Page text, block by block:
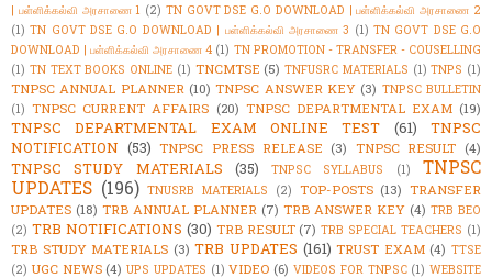
| பள்ளிக்கல்வி அரசாணை 1 (2) TN GOVT DSE G.O DOWNLOAD | பள்ளிக்கல்வி அரசாணை 2
(1) TN GOVT DSE G.O DOWNLOAD | பள்ளிக்கல்வி அரசாணை 3 (1) TN GOVT DSE G.O
DOWNLOAD | பள்ளிக்கல்வி அரசாணை 4 (1) TN PROMOTION - TRANSFER - COUSELLING
(1) TN TEXT BOOKS ONLINE (1) TNCMTSE (5) TNFUSRC MATERIALS (1) TNPS (1)
TNPSC ANNUAL PLANNER (10) TNPSC ANSWER KEY (3) TNPSC BULLETIN
(1) TNPSC CURRENT AFFAIRS (20) TNPSC DEPARTMENTAL EXAM (19)
TNPSC DEPARTMENTAL EXAM ONLINE TEST (61)
TNPSC
NOTIFICATION (53) TNPSC PRESS RELEASE (3) TNPSC RESULT (4)
TNPSC STUDY MATERIALS (35) TNPSC SYLLABUS (1)
TNPSC
UPDATES (196) TNUSRB MATERIALS (2) TOP-POSTS (13) TRANSFER
UPDATES (18) TRB ANNUAL PLANNER (7) TRB ANSWER KEY (4) TRB BEO
(2) TRB NOTIFICATIONS (30) TRB RESULT (7) TRB SPECIAL TEACHERS (1)
TRB STUDY MATERIALS (3) TRB UPDATES (161) TRUST EXAM (4) TTSE
(2) UGC NEWS (4) UPS UPDATES (1) VIDEO (6) VIDEOS FOR TNPSC (1) WEBSITE